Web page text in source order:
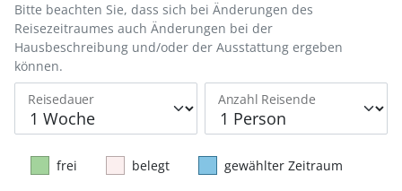
Reisedauer Anzahl Reisende
Bitte beachten Sie, dass sich bei Änderungen des
Reisezeitraumes auch Änderungen bei der
Hausbeschreibung und/oder der Ausstattung ergeben
können.
frei belegt gewählter Zeitraum